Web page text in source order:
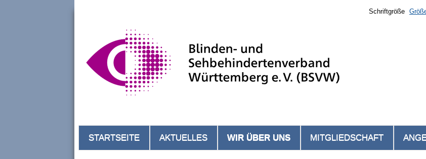
STARTSEITE AKTUELLES WIR ÜBER UNS MITGLIEDSCHAFT
Schriftgröße